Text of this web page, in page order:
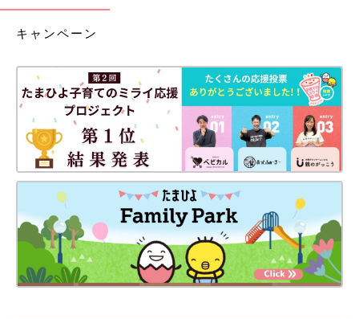
があります。あらかじめご了承ください。
●記事の内容は記載当時の情報であり、現在と異なる場合があり
ます。
キャンペーン